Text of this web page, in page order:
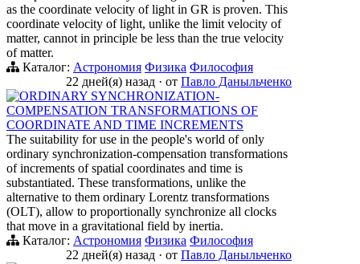
as the coordinate velocity of light in GR is proven. This
coordinate velocity of light, unlike the limit velocity of
matter, cannot in principle be less than the true velocity
of matter.
Каталог: Астрономия Физика Философия
22 дней(я) назад · от Павло Даныльченко
ORDINARY SYNCHRONIZATION-
COMPENSATION TRANSFORMATIONS OF
COORDINATE AND TIME INCREMENTS
The suitability for use in the people's world of only
ordinary synchronization-compensation transformations
of increments of spatial coordinates and time is
substantiated. These transformations, unlike the
alternative to them ordinary Lorentz transformations
(OLT), allow to proportionally synchronize all clocks
that move in a gravitational field by inertia.
Каталог: Астрономия Физика Философия
22 дней(я) назад · от Павло Даныльченко